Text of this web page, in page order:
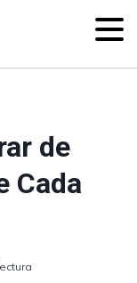
de
Cada